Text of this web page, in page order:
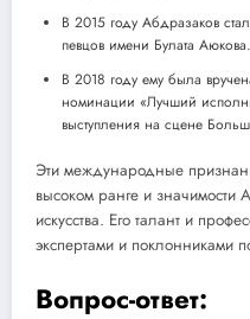
В 2015 году Абдразаков
певцов имени Булата Аюкова.
В 2018 году ему была
номинации «Лучший
выступления на сцене
Эти международные
высоком ранге и значимости
искусства. Его талант и
экспертами и поклонниками
Вопрос-ответ: